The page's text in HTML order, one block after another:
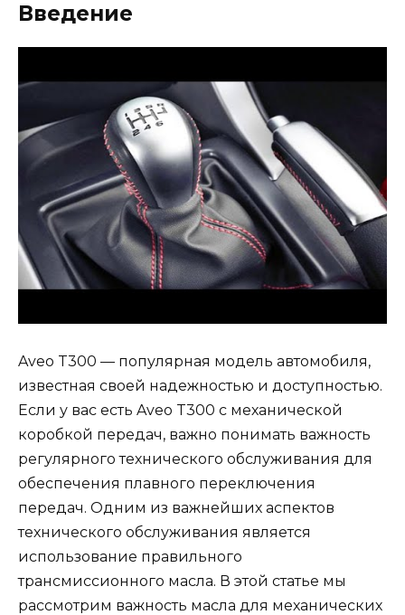
Введение
Aveo T300 — популярная модель автомобиля,
известная своей надежностью и доступностью.
Если у вас есть Aveo T300 с механической
коробкой передач, важно понимать важность
регулярного технического обслуживания для
обеспечения плавного переключения
передач. Одним из важнейших аспектов
технического обслуживания является
использование правильного
трансмиссионного масла. В этой статье мы
рассмотрим важность масла для механических